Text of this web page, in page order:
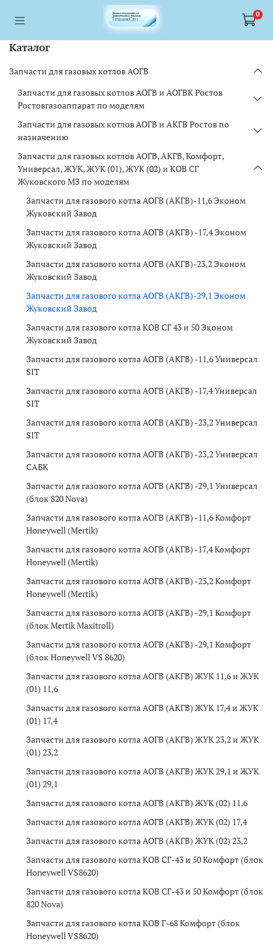
0
Каталог
Запчасти для газовых котлов АОГВ
Запчасти для газовых котлов АОГВ и АОГВК Ростов
Ростовгазоаппарат по моделям
Запчасти для газовых котлов АОГВ и АКГВ Ростов по
назначению
Запчасти для газовых котлов АОГВ, АКГВ, Комфорт,
Универсал, ЖУК, ЖУК (01), ЖУК (02) и КОВ СГ
Жуковского МЗ по моделям
Запчасти для газового котла АОГВ (АКГВ)-11,6 Эконом
Жуковский Завод
Запчасти для газового котла АОГВ (АКГВ) -17,4 Эконом
Жуковский Завод
Запчасти для газового котла АОГВ (АКГВ)-23,2 Эконом
Жуковский Завод
Запчасти для газового котла АОГВ (АКГВ)-29,1 Эконом
Жуковский Завод
Запчасти для газового котла КОВ СГ 43 и 50 Эконом
Жуковский Завод
Запчасти для газового котла АОГВ (АКГВ) -11,6 Универсал
SIT
Запчасти для газового котла АОГВ (АКГВ) -17,4 Универсал
SIT
Запчасти для газового котла АОГВ (АКГВ) -23,2 Универсал
SIT
Запчасти для газового котла АОГВ (АКГВ) -23,2 Универсал
САБК
Запчасти для газового котла АОГВ (АКГВ) -29,1 Универсал
(блок 820 Nova)
Запчасти для газового котла АОГВ (АКГВ) -11,6 Комфорт
Honeywell (Mertik)
Запчасти для газового котла АОГВ (АКГВ) -17,4 Комфорт
Honeywell (Mertik)
Запчасти для газового котла АОГВ (АКГВ) -23,2 Комфорт
Honeywell (Mertik)
Запчасти для газового котла АОГВ (АКГВ) -29,1 Комфорт
(блок Mertik Maxitroll)
Запчасти для газового котла АОГВ (АКГВ) -29,1 Комфорт
(блок Honeywell VS 8620)
Запчасти для газового котла АОГВ (АКГВ) ЖУК 11,6 и ЖУК
(01) 11,6
Запчасти для газового котла АОГВ (АКГВ) ЖУК 17,4 и ЖУК
(01) 17,4
Запчасти для газового котла АОГВ (АКГВ) ЖУК 23,2 и ЖУК
(01) 23,2
Запчасти для газового котла АОГВ (АКГВ) ЖУК 29,1 и ЖУК
(01) 29,1
Запчасти для газового котла АОГВ (АКГВ) ЖУК (02) 11,6
Запчасти для газового котла АОГВ (АКГВ) ЖУК (02) 17,4
Запчасти для газового котла АОГВ (АКГВ) ЖУК (02) 23,2
Запчасти для газового котла КОВ СГ-43 и 50 Комфорт (блок
Honeywell VS8620)
Запчасти для газового котла КОВ СГ-43 и 50 Комфорт (блок
820 Nova)
Запчасти для газового котла КОВ Г-68 Комфорт (блок
Honeywell VS8620)
<a href="https://webmaster.yandex.ru/siteinfo/?site=https://
<a href="https://webmaster.yandex.ru/siteinfo/?site=https://